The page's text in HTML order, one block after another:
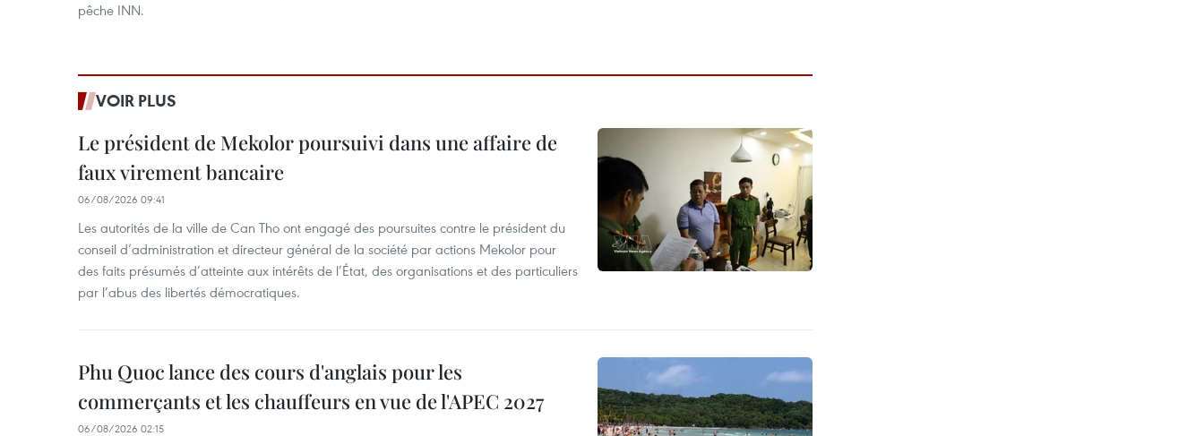
pêche INN.
VOIR PLUS
Le président de Mekolor poursuivi dans une affaire de
faux virement bancaire
06/08/2026 09:41
Les autorités de la ville de Can Tho ont engagé des poursuites contre le président du
conseil d’administration et directeur général de la société par actions Mekolor pour
des faits présumés d’atteinte aux intérêts de l’État, des organisations et des particuliers
par l’abus des libertés démocratiques.
Phu Quoc lance des cours d'anglais pour les
commerçants et les chauffeurs en vue de l'APEC 2027
06/08/2026 02:15